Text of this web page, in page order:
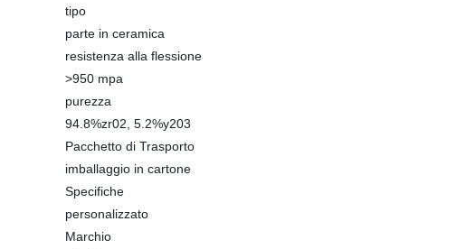
tipo
parte in ceramica
resistenza alla flessione
>950 mpa
purezza
94.8%zr02, 5.2%y203
Pacchetto di Trasporto
imballaggio in cartone
Specifiche
personalizzato
Marchio